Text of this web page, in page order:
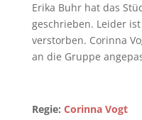
Erika Buhr hat das
geschrieben. Leider
verstorben. Corinna
an die Gruppe
Regie: Corinna Vogt